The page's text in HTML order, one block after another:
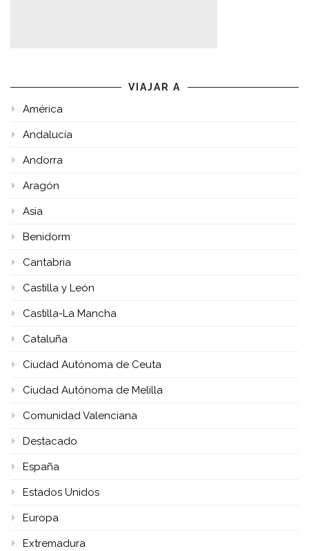
VIAJAR A
América
Andalucía
Andorra
Aragón
Asia
Benidorm
Cantabria
Castilla y León
Castilla-La Mancha
Cataluña
Ciudad Autónoma de Ceuta
Ciudad Autónoma de Melilla
Comunidad Valenciana
Destacado
España
Estados Unidos
Europa
Extremadura